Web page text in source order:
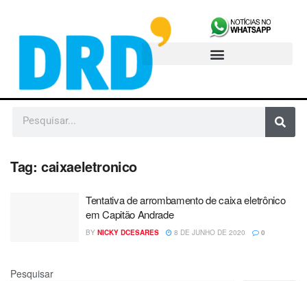
Tag: caixaeletronico
Tentativa de arrombamento de caixa eletrônico
em Capitão Andrade
BY NICKY DCESARES 8 DE JUNHO DE 2020 0
Pesquisar